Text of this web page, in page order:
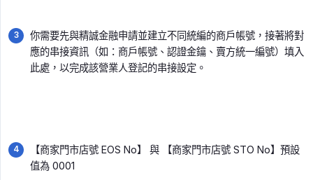
你需要先與精誠金融申請並建立不同統編的商戶帳號，接著將對
應的串接資訊（如：商戶帳號、認證金鑰、賣方統一編號）填入
此處，以完成該營業人登記的串接設定。
【商家門市店號 EOS No】 與 【商家門市店號 STO No】預設
值為 0001